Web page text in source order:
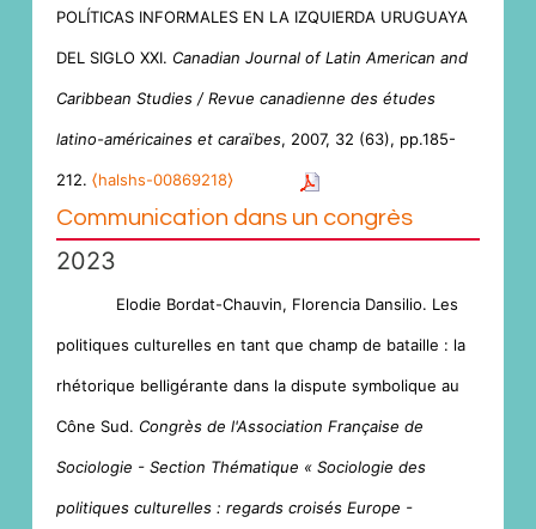
POLÍTICAS INFORMALES EN LA IZQUIERDA URUGUAYA
DEL SIGLO XXI. Canadian Journal of Latin American and
Caribbean Studies / Revue canadienne des études
latino-américaines et caraïbes, 2007, 32 (63), pp.185-
212. ⟨halshs-00869218⟩
Communication dans un congrès
2023
Elodie Bordat-Chauvin, Florencia Dansilio. Les
politiques culturelles en tant que champ de bataille : la
rhétorique belligérante dans la dispute symbolique au
Cône Sud. Congrès de l'Association Française de
Sociologie - Section Thématique « Sociologie des
politiques culturelles : regards croisés Europe -